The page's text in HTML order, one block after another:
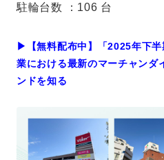
駐輪台数 ：106 台
▶︎【無料配布中】「2025年下
業における最新のマーチャンダ
ンドを知る